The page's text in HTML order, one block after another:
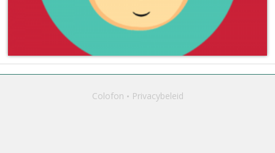
Colofon Privacybeleid